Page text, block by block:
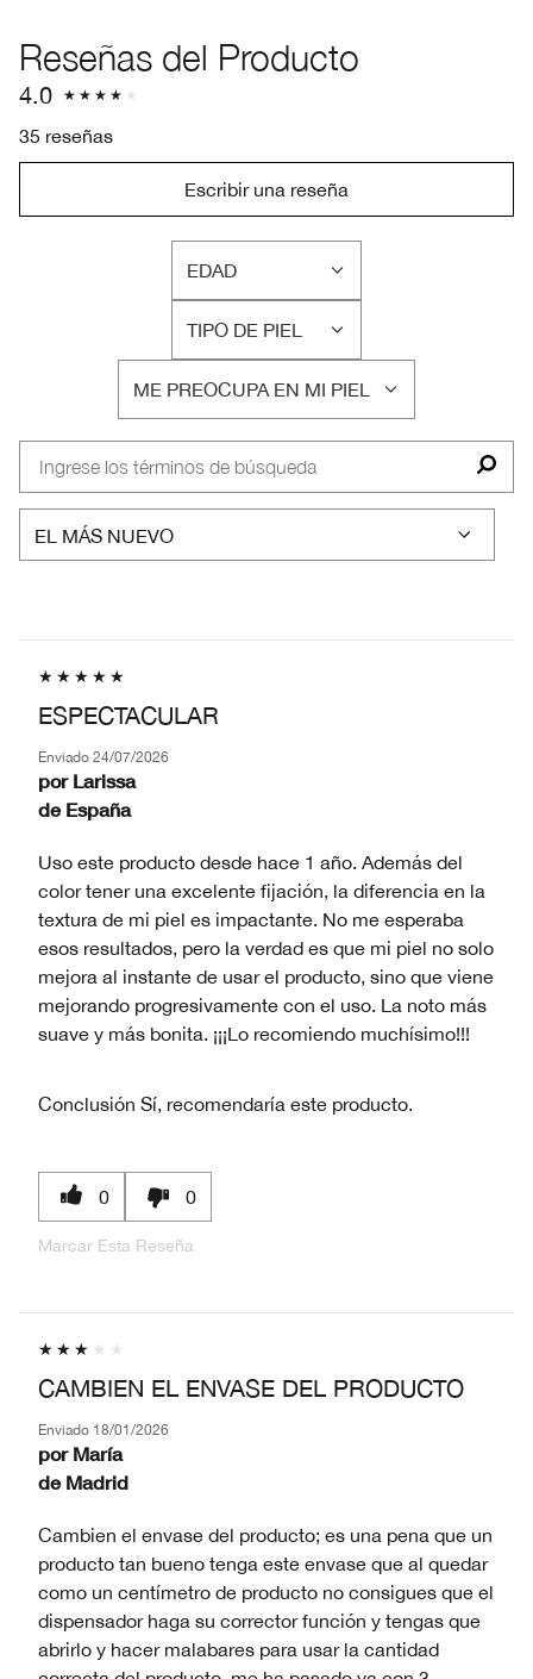
Reseñas del Producto
4.0
35 reseñas
Escribir una reseña
EDAD
FILTRAR
RESEÑAS
POR
EDAD
TIPO DE PIEL
FILTRAR
RESEÑAS
POR
TIPO
DE
PIEL
ME PREOCUPA EN MI PIEL
FILTRAR
RESEÑAS
ME
EN
ESPECTACULAR
Enviado 24/07/2026
por Larissa
de España
Uso este producto desde hace 1 año. Además del
color tener una excelente fijación, la diferencia en la
textura de mi piel es impactante. No me esperaba
esos resultados, pero la verdad es que mi piel no solo
mejora al instante de usar el producto, sino que viene
mejorando progresivamente con el uso. La noto más
suave y más bonita. ¡¡¡Lo recomiendo muchísimo!!!
Conclusión Sí, recomendaría este producto.
0 0
Marcar Esta Reseña
CAMBIEN EL ENVASE DEL PRODUCTO
Enviado 18/01/2026
por María
de Madrid
Cambien el envase del producto; es una pena que un
producto tan bueno tenga este envase que al quedar
como un centímetro de producto no consigues que el
dispensador haga su corrector función y tengas que
abrirlo y hacer malabares para usar la cantidad